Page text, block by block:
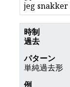
jeg snakker
過去
単純過去形